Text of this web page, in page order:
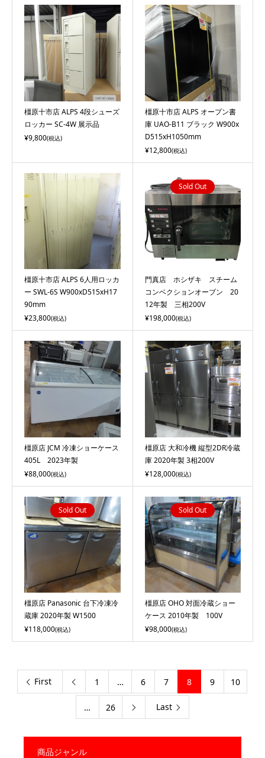
橿原十市店 ALPS 4段シューズ
ロッカー SC-4W 展示品
¥9,800(税込)
橿原十市店 ALPS オープン書
庫 UAO-B11 ブラック W900x
D515xH1050mm
¥12,800(税込)
橿原十市店 ALPS 6人用ロッカ
ー SWL-6S W900xD515xH17
90mm
¥23,800(税込)
Sold Out
門真店 ホシザキ スチーム
コンベクションオーブン 20
12年製 三相200V
¥198,000(税込)
橿原店 JCM 冷凍ショーケース
405L 2023年製
¥88,000(税込)
橿原店 大和冷機 縦型2DR冷蔵
庫 2020年製 3相200V
¥128,000(税込)
Sold Out
橿原店 Panasonic 台下冷凍冷
蔵庫 2020年製 W1500
¥118,000(税込)
Sold Out
橿原店 OHO 対面冷蔵ショー
ケース 2010年製 100V
¥98,000(税込)
First  1 … 6 7 8 9 10
… 26  Last
商品ジャンル